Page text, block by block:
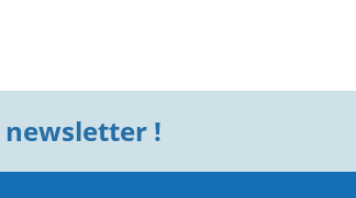
newsletter !